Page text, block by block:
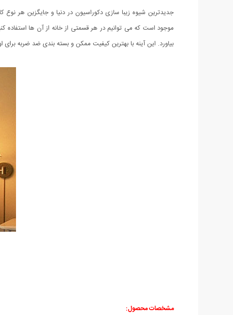
جدیدترین شیوه زیبا سازی دکوراسیون در دنیا و جایگزین هر نوع
موجود است که می توانیم در هر قسمتی از خانه از آن ها استفاده
بیاورد. این آینه با بهترین کیفیت ممکن و بسته بندی ضد ضربه
مشخصات محصول: